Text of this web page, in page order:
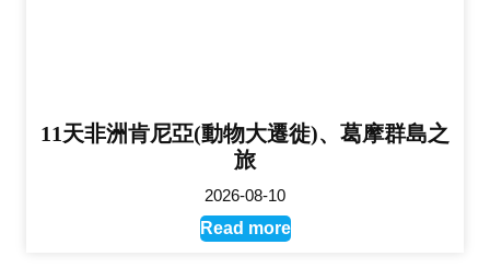
11天非洲肯尼亞(動物大遷徙)、葛摩群島之
旅
2026-08-10
Read more